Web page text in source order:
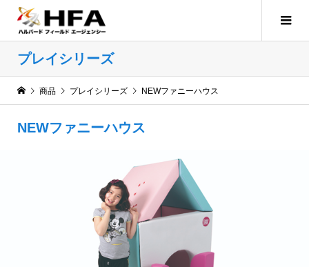
プレイシリーズ
商品 プレイシリーズ NEWファニーハウス
NEWファニーハウス